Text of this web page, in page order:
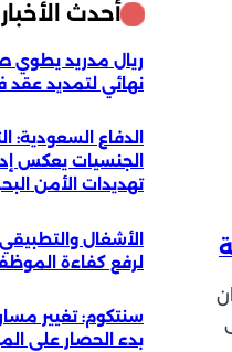
أحدث الأخبار
ريال مدريد يطوي
نهائي لتمديد
الدفاع السعودية:
الجنسيات يعكس
تهديدات الأمن
الأشغال
لرفع كفاءة
بدء الحصار على